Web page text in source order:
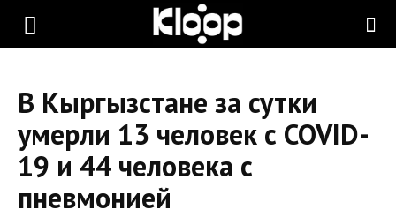
KLOOP.KG
Новости
В Кыргызстане за сутки
умерли 13 человек с COVID-
19 и 44 человека с
пневмонией